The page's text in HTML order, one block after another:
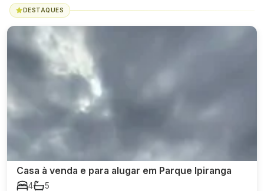
DESTAQUES
Casa à venda e para alugar em Parque Ipiranga
4 5